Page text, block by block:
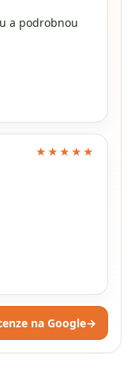
a podrobnou
★★★★★
na Google→